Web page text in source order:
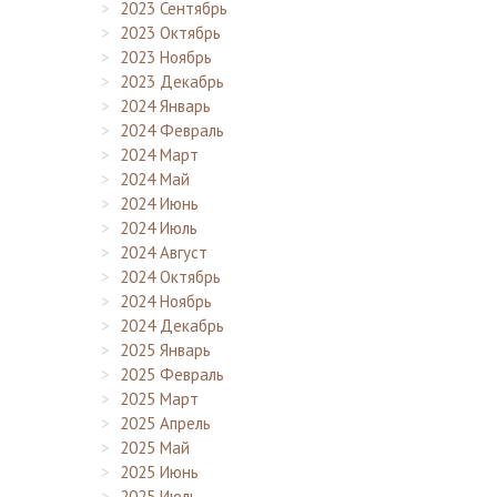
2023 Сентябрь
2023 Октябрь
2023 Ноябрь
2023 Декабрь
2024 Январь
2024 Февраль
2024 Март
2024 Май
2024 Июнь
2024 Июль
2024 Август
2024 Октябрь
2024 Ноябрь
2024 Декабрь
2025 Январь
2025 Февраль
2025 Март
2025 Апрель
2025 Май
2025 Июнь